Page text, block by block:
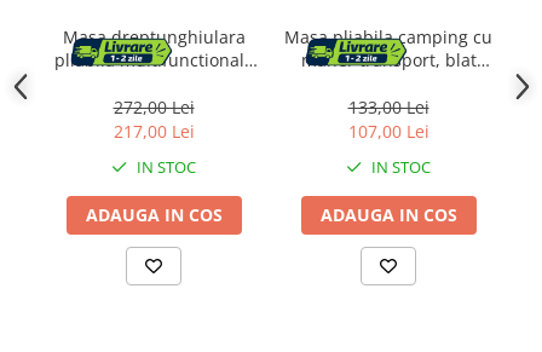
Masa dreptunghiulara
pliabila multifunctionala
180x74x74 cm, compacta,
negru
272,00 Lei
217,00 Lei
IN STOC
ADAUGA IN COS
Masa pliabila camping cu
maner transport, blat
80x60x70 cm, argintiu si
negru
133,00 Lei
107,00 Lei
IN STOC
ADAUGA IN COS